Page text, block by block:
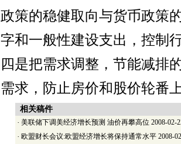
政策的稳健取向与货币政策
字和一般性建设支出，控制
四是把需求调整，节能减排
需求，防止房价和股价轮番
相关稿件
· 美联储下调美经济增长预测 油价再攀高位 2008-02-
· 欧盟财长会议:欧盟经济增长将保持通常水平 2008-